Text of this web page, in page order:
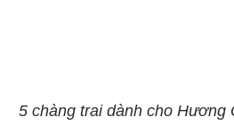
5 chàng trai dành cho Hương